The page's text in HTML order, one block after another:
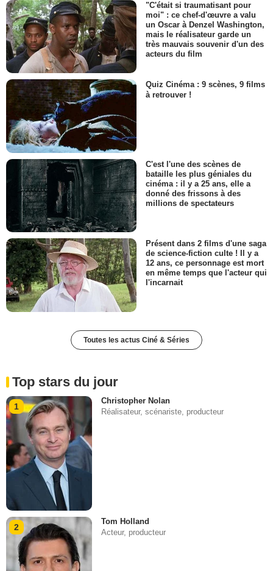
"C'était si traumatisant pour
moi" : ce chef-d'œuvre a valu
un Oscar à Denzel Washington,
mais le réalisateur garde un
très mauvais souvenir d'un des
acteurs du film
Quiz Cinéma : 9 scènes, 9 films
à retrouver !
C'est l'une des scènes de
bataille les plus géniales du
cinéma : il y a 25 ans, elle a
donné des frissons à des
millions de spectateurs
Présent dans 2 films d'une saga
de science-fiction culte ! Il y a
12 ans, ce personnage est mort
en même temps que l'acteur qui
l'incarnait
Toutes les actus Ciné & Séries
Top stars du jour
1
Christopher Nolan
Réalisateur, scénariste, producteur
2
Tom Holland
Acteur, producteur